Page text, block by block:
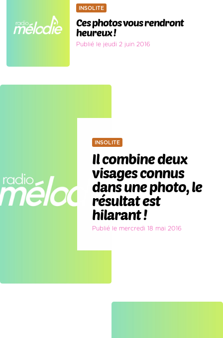
INSOLITE
Ces photos vous rendront
heureux !
Publié le jeudi 2 juin 2016
INSOLITE
Il combine deux
visages connus
dans une photo, le
résultat est
hilarant !
Publié le mercredi 18 mai 2016